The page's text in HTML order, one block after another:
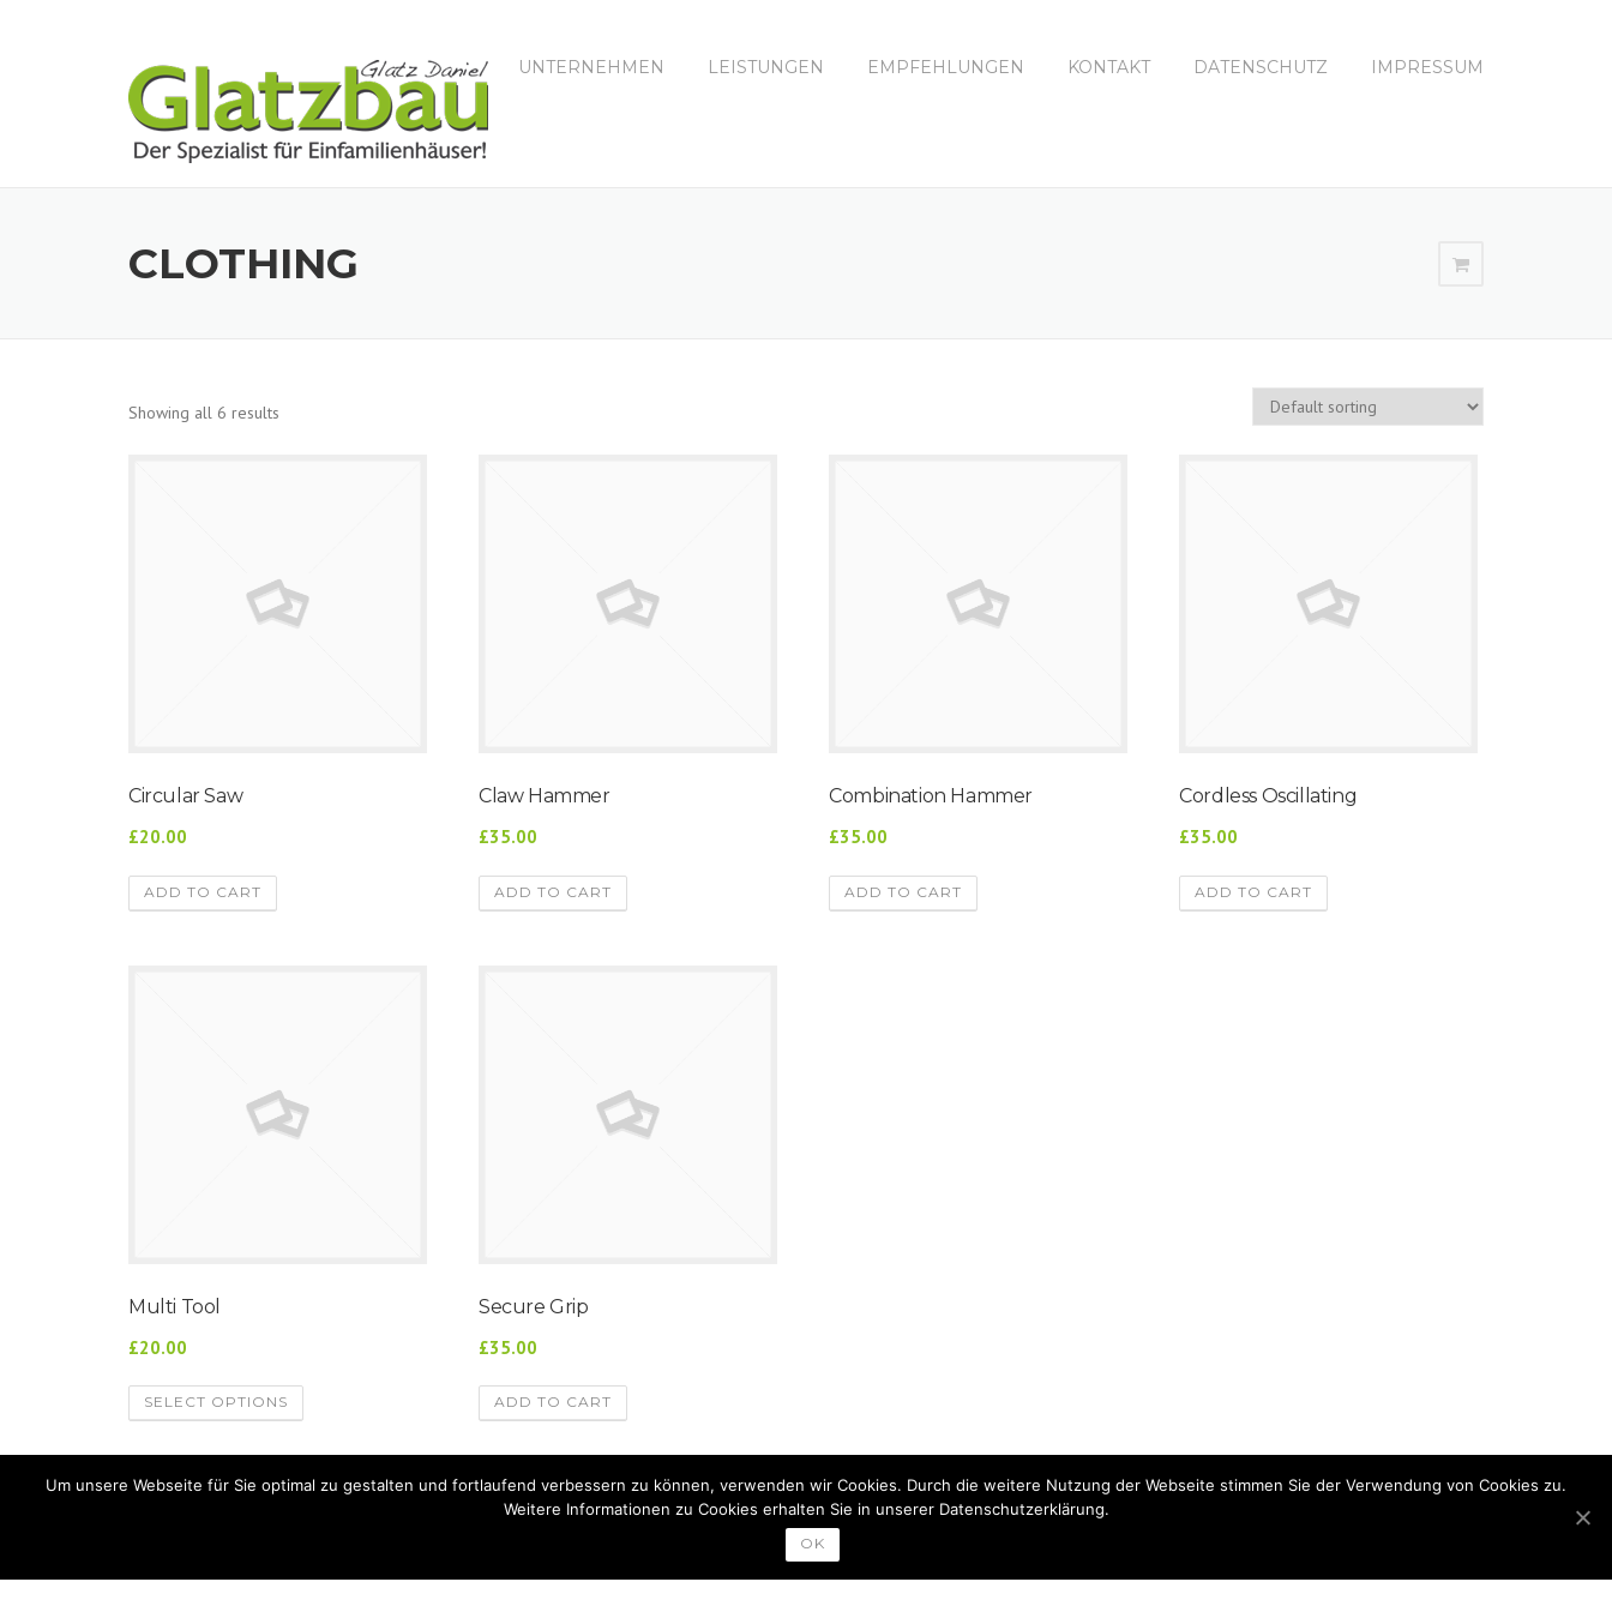
UNTERNEHMEN LEISTUNGEN EMPFEHLUNGEN KONTAKT DATENSCHUTZ IMPRESSUM
CLOTHING
Showing all 6 results
Circular Saw
£20.00
ADD TO CART
Claw Hammer
£35.00
ADD TO CART
Combination Hammer
£35.00
ADD TO CART
Cordless Oscillating
£35.00
ADD TO CART
Multi Tool
£20.00
SELECT OPTIONS
Secure Grip
£35.00
ADD TO CART
Baufirma Glatzbau - Daniel Glatz - Birkenweg 7 - 6423 Mötz- Tel: 0664/4355533 - E-Mail: office@glatzbau.at
Um unsere Webseite für Sie optimal zu gestalten und fortlaufend verbessern zu können, verwenden wir Cookies. Durch die weitere Nutzung der Webseite stimmen Sie der Verwendung von Cookies zu.
Weitere Informationen zu Cookies erhalten Sie in unserer Datenschutzerklärung.
OK